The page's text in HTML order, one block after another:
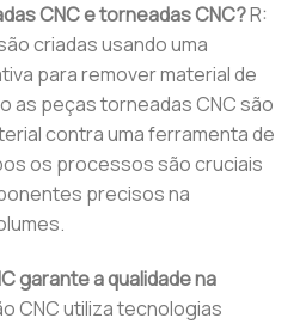
CNC e torneadas CNC?R:
criadas usando uma
para remover material de
as peças torneadas CNC são
contra uma ferramenta de
os processos são cruciais
precisos na
garante a qualidade na
CNC utiliza tecnologias